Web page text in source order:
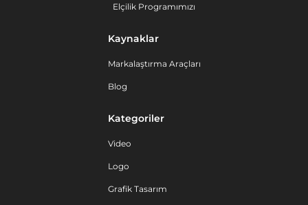
Elçilik Programımızı
Kaynaklar
Markalaştırma Araçları
Blog
Kategoriler
Video
Logo
Grafik Tasarım